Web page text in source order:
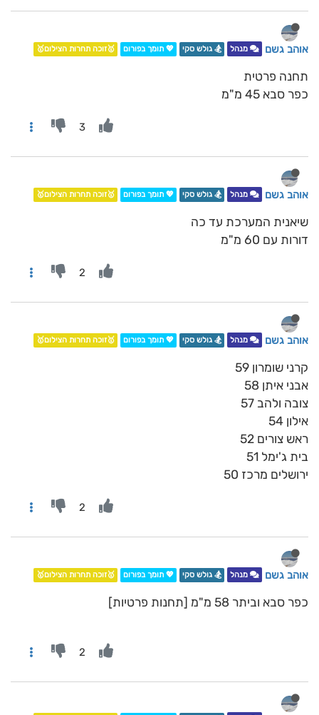
אוהב גשם מנהל 🏂 גולש סקי 💖 תומך בפורום 🥇זוכה תחרות הצילום🥇
תחנה פרטית
כפר סבא 45 מ"מ
3
אוהב גשם מנהל 🏂 גולש סקי 💖 תומך בפורום 🥇זוכה תחרות הצילום🥇
שיאנית המערכת עד כה
דורות עם 60 מ"מ
2
אוהב גשם מנהל 🏂 גולש סקי 💖 תומך בפורום 🥇זוכה תחרות הצילום🥇
קרני שומרון 59
אבני איתן 58
צובה ולהב 57
אילון 54
ראש צורים 52
בית ג'ימל 51
ירושלים מרכז 50
2
אוהב גשם מנהל 🏂 גולש סקי 💖 תומך בפורום 🥇זוכה תחרות הצילום🥇
כפר סבא וביתר 58 מ"מ [תחנות פרטיות]
2